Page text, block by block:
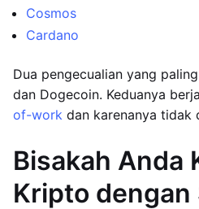
Cosmos
Cardano
Dua pengecualian yang
dan Dogecoin. Keduanya
of-work dan karenanya tidak
Bisakah Anda
Kripto dengan